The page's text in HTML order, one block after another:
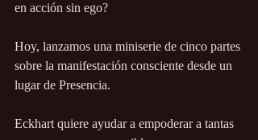
en acción sin ego?
Hoy, lanzamos una miniserie de cinco partes
sobre la manifestación consciente desde un
lugar de Presencia.
Eckhart quiere ayudar a empoderar a tantas